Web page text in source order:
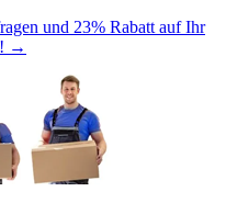
und 23% Rabatt auf Ihr
→